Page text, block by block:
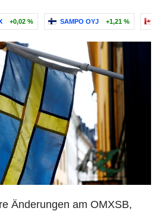
+0,02 % SAMPO OYJ +1,21 %
Änderungen am OMXSB,